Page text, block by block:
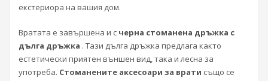
екстериора на вашия дом.
Вратата е завършена и с черна стоманена дръжка с
дълга дръжка . Тази дълга дръжка предлага както
естетически приятен външен вид, така и лесна за
употреба. Стоманените аксесоари за врати също се